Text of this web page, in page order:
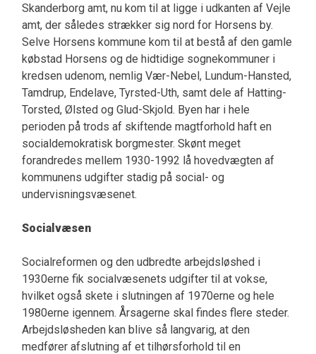
Skanderborg amt, nu kom til at ligge i udkanten af Vejle
amt, der således strækker sig nord for Horsens by.
Selve Horsens kommune kom til at bestå af den gamle
købstad Horsens og de hidtidige sognekommuner i
kredsen udenom, nemlig Vær-Nebel, Lundum-Hansted,
Tamdrup, Endelave, Tyrsted-Uth, samt dele af Hatting-
Torsted, Ølsted og Glud-Skjold. Byen har i hele
perioden på trods af skiftende magtforhold haft en
socialdemokratisk borgmester. Skønt meget
forandredes mellem 1930-1992 lå hovedvægten af
kommunens udgifter stadig på social- og
undervisningsvæsenet.
Socialvæsen
Socialreformen og den udbredte arbejdsløshed i
1930erne fik socialvæsenets udgifter til at vokse,
hvilket også skete i slutningen af 1970erne og hele
1980erne igennem. Årsagerne skal findes flere steder.
Arbejdsløsheden kan blive så langvarig, at den
medfører afslutning af et tilhørsforhold til en